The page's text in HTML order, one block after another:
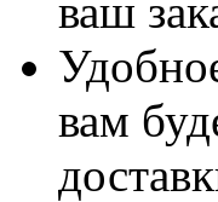
ваш
вам